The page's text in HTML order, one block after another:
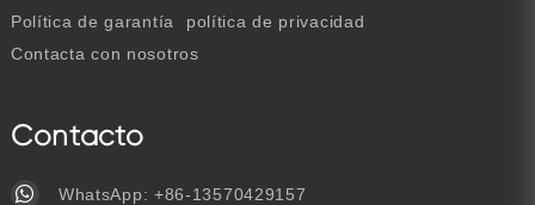
Política de garantía
política de privacidad
Contacta con nosotros
Contacto
WhatsApp: +86-13570429157